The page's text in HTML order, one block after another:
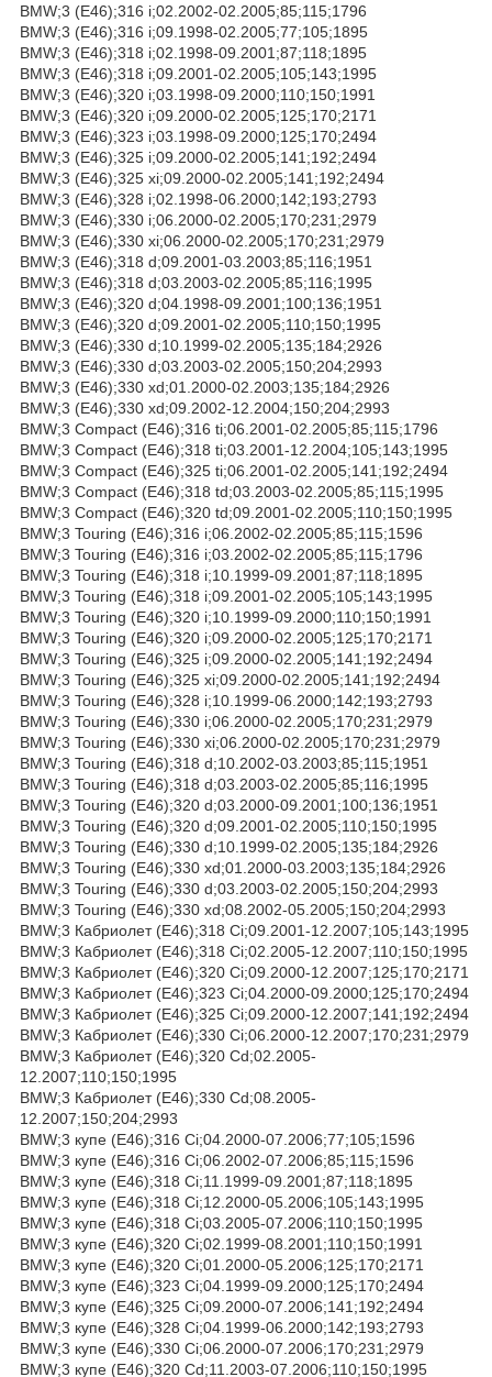
BMW;3 (E46);316 i;02.2002-02.2005;85;115;1796
BMW;3 (E46);316 i;09.1998-02.2005;77;105;1895
BMW;3 (E46);318 i;02.1998-09.2001;87;118;1895
BMW;3 (E46);318 i;09.2001-02.2005;105;143;1995
BMW;3 (E46);320 i;03.1998-09.2000;110;150;1991
BMW;3 (E46);320 i;09.2000-02.2005;125;170;2171
BMW;3 (E46);323 i;03.1998-09.2000;125;170;2494
BMW;3 (E46);325 i;09.2000-02.2005;141;192;2494
BMW;3 (E46);325 xi;09.2000-02.2005;141;192;2494
BMW;3 (E46);328 i;02.1998-06.2000;142;193;2793
BMW;3 (E46);330 i;06.2000-02.2005;170;231;2979
BMW;3 (E46);330 xi;06.2000-02.2005;170;231;2979
BMW;3 (E46);318 d;09.2001-03.2003;85;116;1951
BMW;3 (E46);318 d;03.2003-02.2005;85;116;1995
BMW;3 (E46);320 d;04.1998-09.2001;100;136;1951
BMW;3 (E46);320 d;09.2001-02.2005;110;150;1995
BMW;3 (E46);330 d;10.1999-02.2005;135;184;2926
BMW;3 (E46);330 d;03.2003-02.2005;150;204;2993
BMW;3 (E46);330 xd;01.2000-02.2003;135;184;2926
BMW;3 (E46);330 xd;09.2002-12.2004;150;204;2993
BMW;3 Compact (E46);316 ti;06.2001-02.2005;85;115;1796
BMW;3 Compact (E46);318 ti;03.2001-12.2004;105;143;1995
BMW;3 Compact (E46);325 ti;06.2001-02.2005;141;192;2494
BMW;3 Compact (E46);318 td;03.2003-02.2005;85;115;1995
BMW;3 Compact (E46);320 td;09.2001-02.2005;110;150;1995
BMW;3 Touring (E46);316 i;06.2002-02.2005;85;115;1596
BMW;3 Touring (E46);316 i;03.2002-02.2005;85;115;1796
BMW;3 Touring (E46);318 i;10.1999-09.2001;87;118;1895
BMW;3 Touring (E46);318 i;09.2001-02.2005;105;143;1995
BMW;3 Touring (E46);320 i;10.1999-09.2000;110;150;1991
BMW;3 Touring (E46);320 i;09.2000-02.2005;125;170;2171
BMW;3 Touring (E46);325 i;09.2000-02.2005;141;192;2494
BMW;3 Touring (E46);325 xi;09.2000-02.2005;141;192;2494
BMW;3 Touring (E46);328 i;10.1999-06.2000;142;193;2793
BMW;3 Touring (E46);330 i;06.2000-02.2005;170;231;2979
BMW;3 Touring (E46);330 xi;06.2000-02.2005;170;231;2979
BMW;3 Touring (E46);318 d;10.2002-03.2003;85;115;1951
BMW;3 Touring (E46);318 d;03.2003-02.2005;85;116;1995
BMW;3 Touring (E46);320 d;03.2000-09.2001;100;136;1951
BMW;3 Touring (E46);320 d;09.2001-02.2005;110;150;1995
BMW;3 Touring (E46);330 d;10.1999-02.2005;135;184;2926
BMW;3 Touring (E46);330 xd;01.2000-03.2003;135;184;2926
BMW;3 Touring (E46);330 d;03.2003-02.2005;150;204;2993
BMW;3 Touring (E46);330 xd;08.2002-05.2005;150;204;2993
BMW;3 Кабриолет (E46);318 Ci;09.2001-12.2007;105;143;1995
BMW;3 Кабриолет (E46);318 Ci;02.2005-12.2007;110;150;1995
BMW;3 Кабриолет (E46);320 Ci;09.2000-12.2007;125;170;2171
BMW;3 Кабриолет (E46);323 Ci;04.2000-09.2000;125;170;2494
BMW;3 Кабриолет (E46);325 Ci;09.2000-12.2007;141;192;2494
BMW;3 Кабриолет (E46);330 Ci;06.2000-12.2007;170;231;2979
BMW;3 Кабриолет (E46);320 Cd;02.2005-
12.2007;110;150;1995
BMW;3 Кабриолет (E46);330 Cd;08.2005-
12.2007;150;204;2993
BMW;3 купе (E46);316 Ci;04.2000-07.2006;77;105;1596
BMW;3 купе (E46);316 Ci;06.2002-07.2006;85;115;1596
BMW;3 купе (E46);318 Ci;11.1999-09.2001;87;118;1895
BMW;3 купе (E46);318 Ci;12.2000-05.2006;105;143;1995
BMW;3 купе (E46);318 Ci;03.2005-07.2006;110;150;1995
BMW;3 купе (E46);320 Ci;02.1999-08.2001;110;150;1991
BMW;3 купе (E46);320 Ci;01.2000-05.2006;125;170;2171
BMW;3 купе (E46);323 Ci;04.1999-09.2000;125;170;2494
BMW;3 купе (E46);325 Ci;09.2000-07.2006;141;192;2494
BMW;3 купе (E46);328 Ci;04.1999-06.2000;142;193;2793
BMW;3 купе (E46);330 Ci;06.2000-07.2006;170;231;2979
BMW;3 купе (E46);320 Cd;11.2003-07.2006;110;150;1995